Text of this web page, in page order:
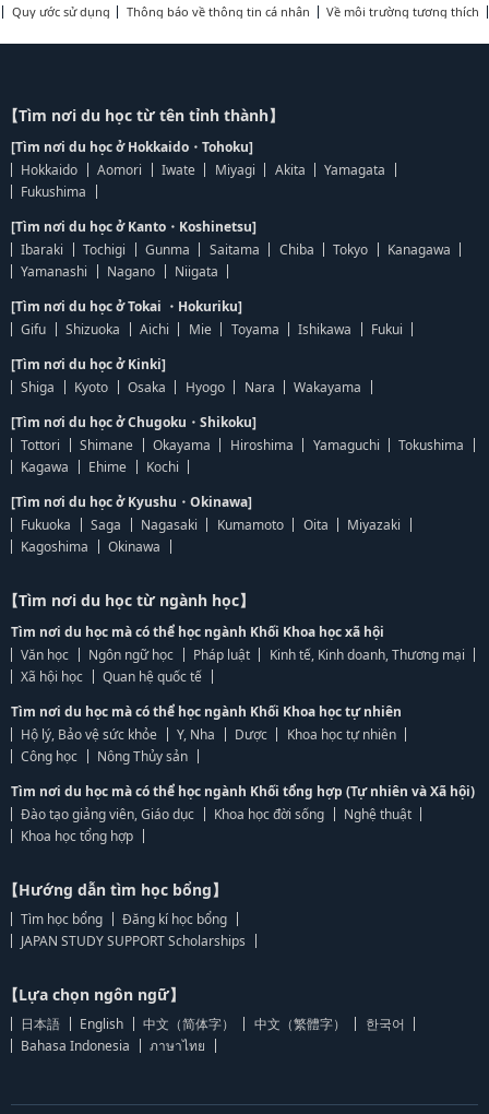
Quy ước sử dụng
Thông báo về thông tin cá nhân Về môi trường tương thích
【Tìm nơi du học từ tên tỉnh thành】
[Tìm nơi du học ở Hokkaido・Tohoku]
Hokkaido
Aomori Iwate Miyagi Akita
Yamagata
Fukushima
[Tìm nơi du học ở Kanto・Koshinetsu]
Ibaraki
Tochigi Gunma Saitama Chiba Tokyo
Kanagawa
Yamanashi
Nagano
Niigata
[Tìm nơi du học ở Tokai ・Hokuriku]
Gifu
Shizuoka Aichi Mie Toyama Ishikawa
Fukui
[Tìm nơi du học ở Kinki]
Shiga
Kyoto Osaka Hyogo Nara
Wakayama
[Tìm nơi du học ở Chugoku・Shikoku]
Tottori
Shimane Okayama Hiroshima Yamaguchi
Tokushima
Kagawa
Ehime
Kochi
[Tìm nơi du học ở Kyushu・Okinawa]
Fukuoka
Saga Nagasaki Kumamoto Oita
Miyazaki
Kagoshima
Okinawa
【Tìm nơi du học từ ngành học】
Tìm nơi du học mà có thể học ngành Khối Khoa học xã hội
Văn học
Ngôn ngữ học Pháp luật
Kinh tế, Kinh doanh, Thương mại
Xã hội học
Quan hệ quốc tế
Tìm nơi du học mà có thể học ngành Khối Khoa học tự nhiên
Hộ lý, Bảo vệ sức khỏe
Y, Nha Dược
Khoa học tự nhiên
Công học
Nông Thủy sản
Tìm nơi du học mà có thể học ngành Khối tổng hợp (Tự nhiên và Xã hội)
Đào tạo giảng viên, Giáo dục
Khoa học đời sống
Nghệ thuật
Khoa học tổng hợp
【Hướng dẫn tìm học bổng】
Tìm học bổng
Đăng kí học bổng
JAPAN STUDY SUPPORT Scholarships
【Lựa chọn ngôn ngữ】
日本語 English 中文（简体字） 中文（繁體字）
한국어
Bahasa Indonesia
ภาษาไทย